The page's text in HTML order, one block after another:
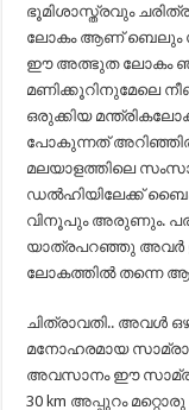
ഭൂമിശാസ്ത്രവും
ലോകം ആണ് ബെലും
ഈ അത്ഭുത ലോകം
മണിക്കൂറിനുമേലെ
ഒരുക്കിയ
പോകുന്നത്
മലയാളത്തിലെ
ഡൽഹിയിലേക്ക്
വിനൂപും അരുണും.
യാത്രപറഞ്ഞു അവർ
ലോകത്തിൽ തന്നെ
ചിത്രാവതി.. അവൾ
മനോഹരമായ
അവസാനം ഈ
30 km അപ്പുറം